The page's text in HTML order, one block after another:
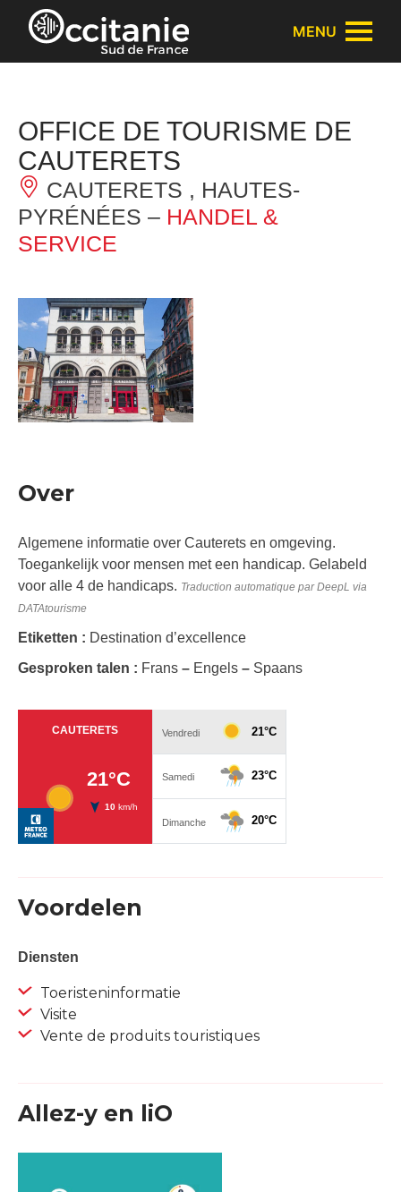
Cookies beheer paneel
MENU
OFFICE DE TOURISME DE
CAUTERETS
CAUTERETS , HAUTES-
PYRÉNÉES – HANDEL &
SERVICE
Over
Algemene informatie over Cauterets en omgeving.
Toegankelijk voor mensen met een handicap. Gelabeld
voor alle 4 de handicaps. Traduction automatique par DeepL via
DATAtourisme
Etiketten : Destination d’excellence
Gesproken talen : Frans – Engels – Spaans
Voordelen
Diensten
Toeristeninformatie
Visite
Vente de produits touristiques
Allez-y en liO